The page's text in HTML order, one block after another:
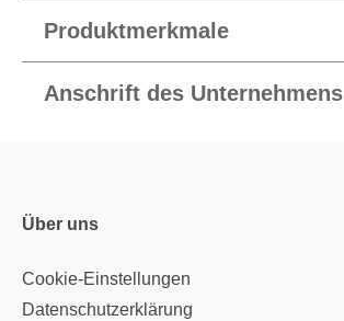
Produktmerkmale
Anschrift des Unternehmens
Über uns
Cookie-Einstellungen
Datenschutzerklärung